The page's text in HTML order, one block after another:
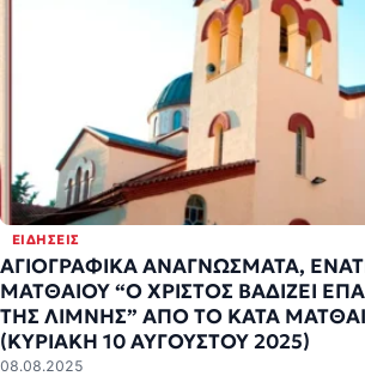
ΕΙΔΉΣΕΙΣ
ΑΓΙΟΓΡΑΦΙΚΑ ΑΝΑΓΝΩΣΜΑΤΑ,
ΜΑΤΘΑΙΟΥ “Ο ΧΡΙΣΤΟΣ ΒΑΔΙΖΕΙ
ΤΗΣ ΛΙΜΝΗΣ” ΑΠΟ ΤΟ ΚΑΤΑ
(ΚΥΡΙΑΚΗ 10 ΑΥΓΟΥΣΤΟΥ 2025)
08.08.2025